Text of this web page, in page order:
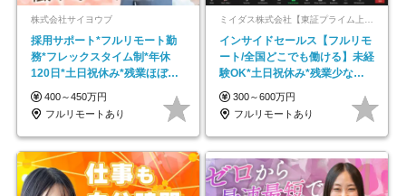
株式会社サイヨウブ
採用サポート*フルリモート勤
務*フレックスタイム制*年休
120日*土日祝休み*残業ほぼな
し*育児中社員8割以上
400～450万円
フルリモートあり
ミイダス株式会社【東証プライム上場パーソルグループ】
インサイドセールス【フルリモ
ート/全国どこでも働ける】未経
験OK*土日祝休み*残業少なめ*
在宅勤務手当あり
300～600万円
フルリモートあり